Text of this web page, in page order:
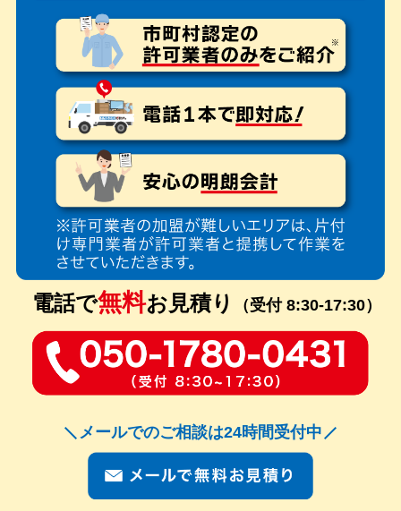
電話で無料お見積り （受付 8:30-17:30）
メールでのご相談は24時間受付中